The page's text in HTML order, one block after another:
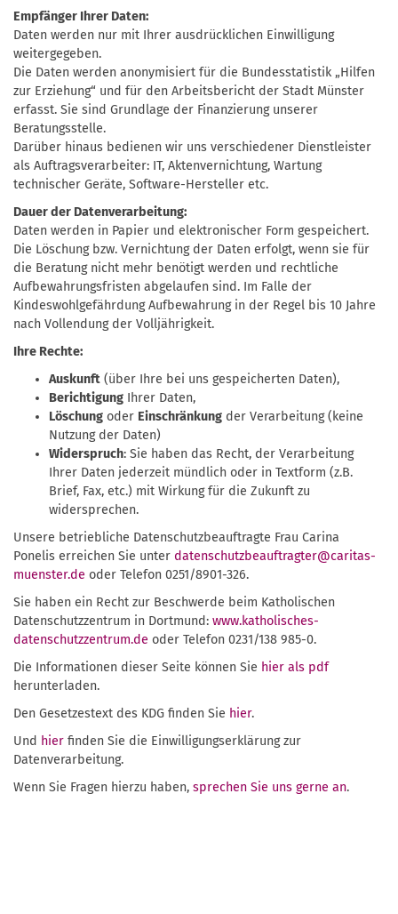
Empfänger Ihrer Daten:
Daten werden nur mit Ihrer ausdrücklichen Einwilligung
weitergegeben.
Die Daten werden anonymisiert für die Bundesstatistik „Hilfen
zur Erziehung“ und für den Arbeitsbericht der Stadt Münster
erfasst. Sie sind Grundlage der Finanzierung unserer
Beratungsstelle.
Darüber hinaus bedienen wir uns verschiedener Dienstleister
als Auftragsverarbeiter: IT, Aktenvernichtung, Wartung
technischer Geräte, Software-Hersteller etc.
Dauer der Datenverarbeitung:
Daten werden in Papier und elektronischer Form gespeichert.
Die Löschung bzw. Vernichtung der Daten erfolgt, wenn sie für
die Beratung nicht mehr benötigt werden und rechtliche
Aufbewahrungsfristen abgelaufen sind. Im Falle der
Kindeswohlgefährdung Aufbewahrung in der Regel bis 10 Jahre
nach Vollendung der Volljährigkeit.
Ihre Rechte:
Auskunft (über Ihre bei uns gespeicherten Daten),
Berichtigung Ihrer Daten,
Löschung oder Einschränkung der Verarbeitung (keine
Nutzung der Daten)
Widerspruch: Sie haben das Recht, der Verarbeitung
Ihrer Daten jederzeit mündlich oder in Textform (z.B.
Brief, Fax, etc.) mit Wirkung für die Zukunft zu
widersprechen.
Unsere betriebliche Datenschutzbeauftragte Frau Carina
Ponelis erreichen Sie unter datenschutzbeauftragter@caritas-
muenster.de oder Telefon 0251/8901-326.
Sie haben ein Recht zur Beschwerde beim Katholischen
Datenschutzzentrum in Dortmund: www.katholisches-
datenschutzzentrum.de oder Telefon 0231/138 985-0.
Die Informationen dieser Seite können Sie hier als pdf
herunterladen.
Den Gesetzestext des KDG finden Sie hier.
Und hier finden Sie die Einwilligungserklärung zur
Datenverarbeitung.
Wenn Sie Fragen hierzu haben, sprechen Sie uns gerne an.